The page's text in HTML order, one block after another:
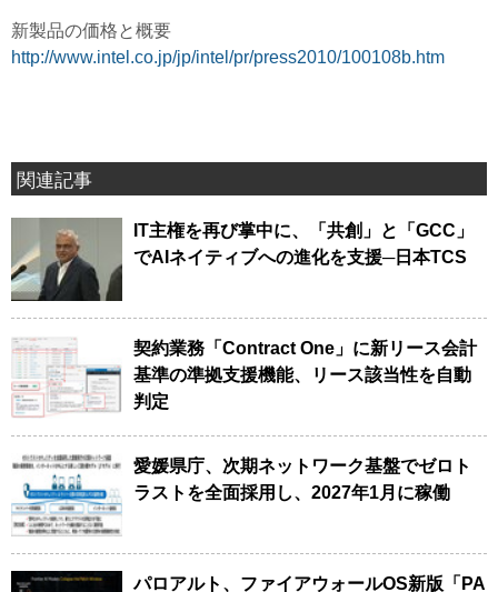
新製品の価格と概要
http://www.intel.co.jp/jp/intel/pr/press2010/100108b.htm
関連記事
IT主権を再び掌中に、「共創」と「GCC」
でAIネイティブへの進化を支援─日本TCS
契約業務「Contract One」に新リース会計
基準の準拠支援機能、リース該当性を自動
判定
愛媛県庁、次期ネットワーク基盤でゼロト
ラストを全面採用し、2027年1月に稼働
パロアルト、ファイアウォールOS新版「PA